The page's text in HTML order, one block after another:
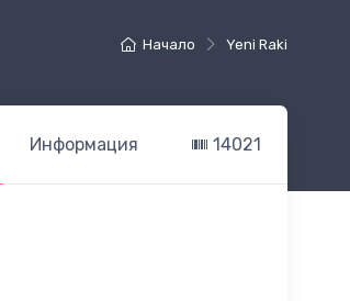
Начало Yeni Raki
Информация 14021